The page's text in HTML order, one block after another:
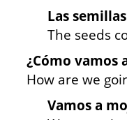
Las
The seeds
¿Cómo vamos
How are we
Vamos a